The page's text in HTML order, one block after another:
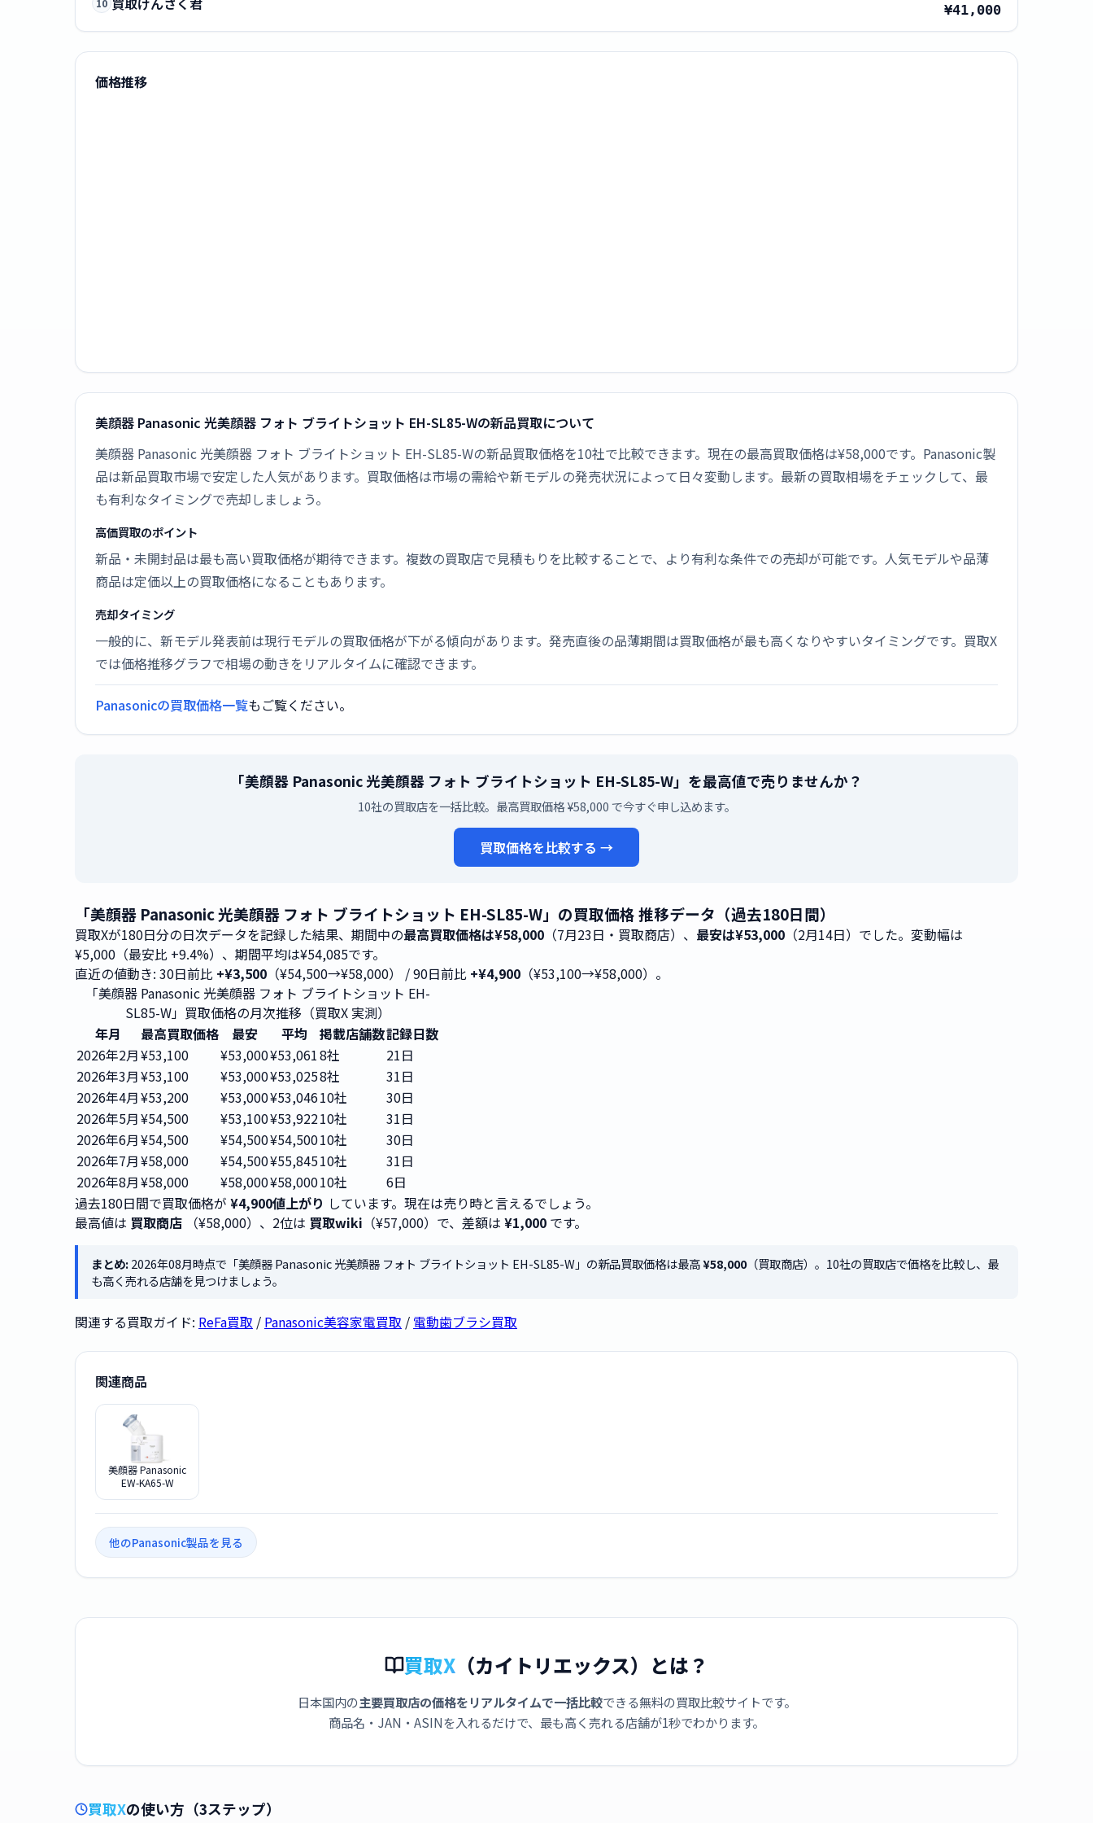
10 ¥41,000
価格推移
美顔器 Panasonic 光美顔器 フォト ブライトショット EH-SL85-Wの新品買取について
美顔器 Panasonic 光美顔器 フォト ブライトショット EH-SL85-Wの新品買取価格を10社で比較できます。現在の最高買取価格は¥58,000です。Panasonic製
品は新品買取市場で安定した人気があります。買取価格は市場の需給や新モデルの発売状況によって日々変動します。最新の買取相場をチェックして、最
も有利なタイミングで売却しましょう。
高価買取のポイント
新品・未開封品は最も高い買取価格が期待できます。複数の買取店で見積もりを比較することで、より有利な条件での売却が可能です。人気モデルや品薄
商品は定価以上の買取価格になることもあります。
売却タイミング
一般的に、新モデル発表前は現行モデルの買取価格が下がる傾向があります。発売直後の品薄期間は買取価格が最も高くなりやすいタイミングです。買取X
では価格推移グラフで相場の動きをリアルタイムに確認できます。
Panasonicの買取価格一覧もご覧ください。
「美顔器 Panasonic 光美顔器 フォト ブライトショット EH-SL85-W」を最高値で売りませんか？
10社の買取店を一括比較。最高買取価格 ¥58,000 で今すぐ申し込めます。
買取価格を比較する →
「美顔器 Panasonic 光美顔器 フォト ブライトショット EH-SL85-W」の買取価格 推移データ（過去180日間）
買取Xが180日分の日次データを記録した結果、期間中の最高買取価格は¥58,000 （7月23日・買取商店）、 最安は¥53,000 （2月14日）でした。変動幅は
¥5,000（最安比 +9.4%）、期間平均は¥54,085です。
直近の値動き: 30日前比 +¥3,500 （¥54,500→¥58,000） / 90日前比 +¥4,900 （¥53,100→¥58,000）。
「美顔器 Panasonic 光美顔器 フォト ブライトショット EH-
SL85-W」買取価格の月次推移（買取X 実測）
年月
最高買取価格 最安 平均 掲載店舗数記録日数
2026年2月¥53,100 ¥53,000¥53,0618社
21日
2026年3月¥53,100 ¥53,000¥53,0258社
31日
2026年4月¥53,200 ¥53,000¥53,04610社
30日
2026年5月¥54,500 ¥53,100¥53,92210社
31日
2026年6月¥54,500 ¥54,500¥54,50010社
30日
2026年7月¥58,000 ¥54,500¥55,84510社
31日
2026年8月¥58,000 ¥58,000¥58,00010社
6日
過去180日間で買取価格が ¥4,900値上がり しています。現在は売り時と言えるでしょう。
最高値は 買取商店 （¥58,000）、2位は 買取wiki （¥57,000）で、差額は ¥1,000 です。
まとめ:2026年08月時点で「美顔器 Panasonic 光美顔器 フォト ブライトショット EH-SL85-W」の新品買取価格は最高¥58,000（買取商店）。10社の買取店で価格を比較し、最
も高く売れる店舗を見つけましょう。
関連する買取ガイド: ReFa買取 / Panasonic美容家電買取 / 電動歯ブラシ買取
関連商品
美顔器 Panasonic
EW-KA65-W
他のPanasonic製品を見る
買取X （カイトリエックス）とは？
日本国内の主要買取店の価格をリアルタイムで一括比較できる無料の買取比較サイトです。
商品名・JAN・ASINを入れるだけで、最も高く売れる店舗が1秒でわかります。
買取Xの使い方（3ステップ）